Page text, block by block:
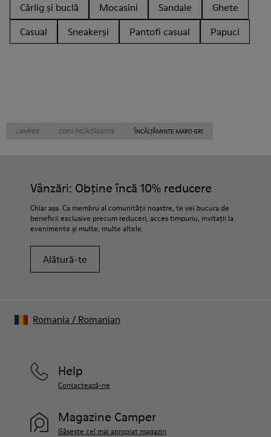
Cârlig și buclă
Mocasini Sandale
Ghete
Casual
Sneakerși Pantofi casual Papuci
CAMPER COPII ÎNCĂLȚĂMINTE ÎNCĂLȚĂMINTE MARO GRI
Vânzări: Obține încă 10% reducere
Chiar așa. Ca membru al comunității noastre, te vei bucura de
beneficii exclusive precum reduceri, acces timpuriu, invitații la
evenimente și multe, multe altele.
Alătură-te
Help
Contactează-ne
Magazine Camper
Găsește cel mai apropiat magazin
Romania / Romanian